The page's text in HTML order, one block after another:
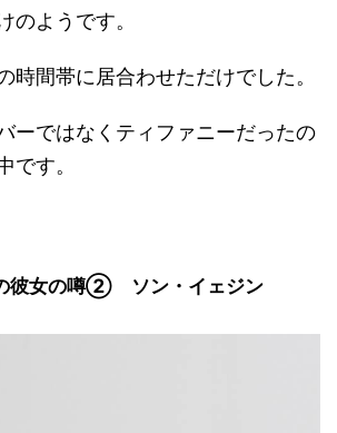
のようです。
時間帯に居合わせただけでした。
ーではなくティファニーだったの
です。
彼女の噂② ソン・イェジン